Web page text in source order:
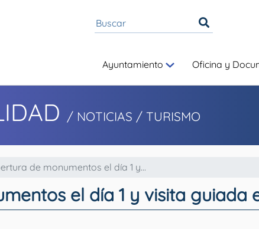
Ayuntamiento Oficina y
/ NOTICIAS / TURISMO
de monumentos el día 1 y...
el día 1 y visita guiada